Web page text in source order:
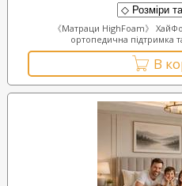
《Матраци HighFoam》
ортопедична підтримка та
В